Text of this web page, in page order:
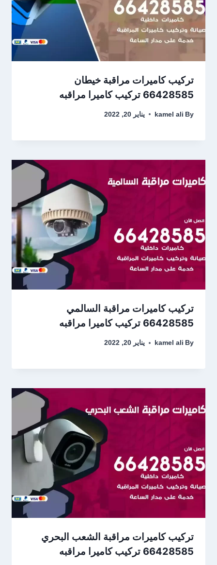
تركيب كاميرات مراقبة خيطان
66428585 تركيب كاميرا مراقبه
By
kamel ali يناير 20, 2022
تركيب كاميرات مراقبة السالمي
66428585 تركيب كاميرا مراقبه
By
kamel ali يناير 20, 2022
تركيب كاميرات مراقبة الشعب البحري
66428585 تركيب كاميرا مراقبه